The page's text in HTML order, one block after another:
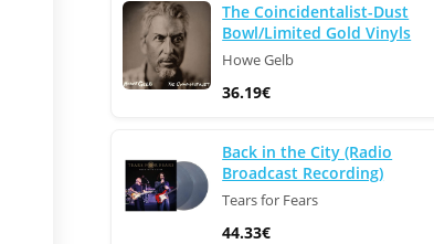
The Coincidentalist-Dust
Bowl/Limited Gold Vinyls
Howe Gelb
36.19€
Back in the City (Radio
Broadcast Recording)
Tears for Fears
44.33€